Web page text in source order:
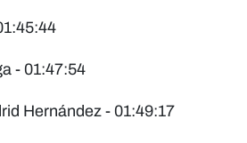
- 01:47:54
Hernández - 01:49:17